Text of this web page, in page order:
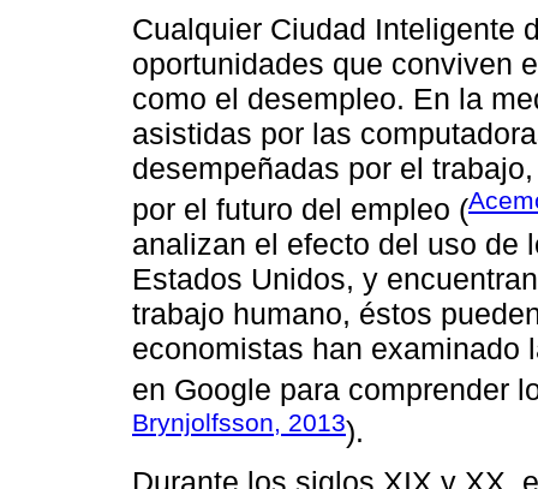
Cualquier Ciudad Inteligente
oportunidades que conviven
como el desempleo. En la
asistidas por las
desempeñadas por el
por el futuro del empleo (
analizan el efecto del uso de
Estados Unidos, y
trabajo humano, éstos
economistas han examinado
en Google para comprender
Brynjolfsson, 2013).
Durante los siglos XIX y XX,